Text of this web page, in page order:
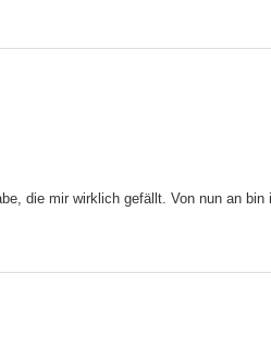
die mir wirklich gefällt. Von nun an bin